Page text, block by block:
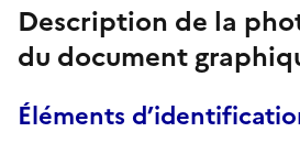
Description de la
du document
Éléments